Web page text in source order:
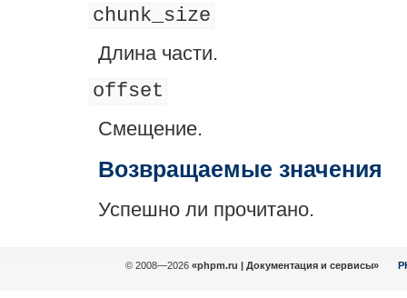
chunk_size
Длина части.
offset
Смещение.
Возвращаемые значения
Успешно ли прочитано.
© 2008—2026 «phpm.ru | Документация и сервисы»